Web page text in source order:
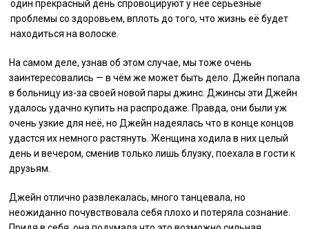
один прекрасный день спровоцируют у неё серьезные
проблемы со здоровьем, вплоть до того, что жизнь её будет
находиться на волоске.
На самом деле, узнав об этом случае, мы тоже очень
заинтересовались — в чём же может быть дело. Джейн попала
в больницу из-за своей новой пары джинс. Джинсы эти Джейн
удалось удачно купить на распродаже. Правда, они были уж
очень узкие для неё, но Джейн надеялась что в конце концов
удастся их немного растянуть. Женщина ходила в них целый
день и вечером, сменив только лишь блузку, поехала в гости к
друзьям.
Джейн отлично развлекалась, много танцевала, но
неожиданно почувствовала себя плохо и потеряла сознание.